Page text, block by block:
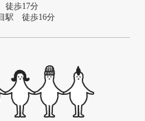
歩17分
駅 徒歩16分